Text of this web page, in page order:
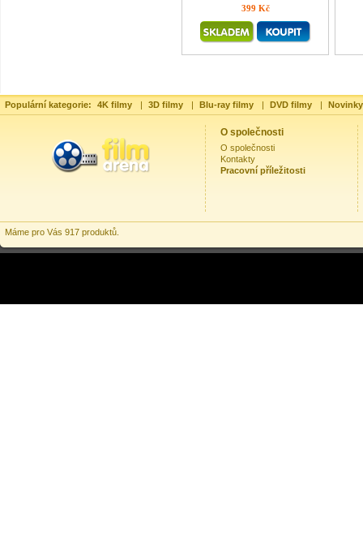
399 Kč
Populární kategorie: 4K filmy | 3D filmy | Blu-ray filmy | DVD filmy |
O společnosti
O společnosti
Kontakty
Pracovní příležitosti
Máme pro Vás 917 produktů.